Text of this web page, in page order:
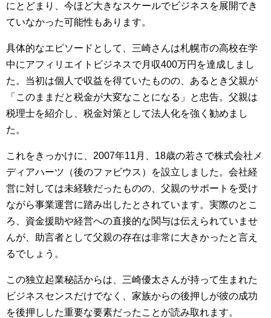
にとどまり、今ほど大きなスケールでビジネスを展開でき
ていなかった可能性もあります。
具体的なエピソードとして、三崎さんは札幌市の高校在学
中にアフィリエイトビジネスで月収400万円を達成しまし
た。当初は個人で収益を得ていたものの、あるとき父親が
「このままだと税金が大変なことになる」と忠告。父親は
税理士を紹介し、税金対策として法人化を強く勧めまし
た。
これをきっかけに、2007年11月、18歳の若さで株式会社メ
ディアハーツ（後のファビウス）を設立しました。会社経
営に対しては未経験だったものの、父親のサポートを受け
ながら事業運営に踏み出したとされています。実際のとこ
ろ、資金援助や経営への直接的な関与は伝えられていませ
んが、助言者として父親の存在は非常に大きかったと言え
るでしょう。
この独立起業秘話からは、三崎優太さんが持って生まれた
ビジネスセンスだけでなく、家族からの後押しが彼の成功
を後押しした重要な要素だったことが読み取れます。